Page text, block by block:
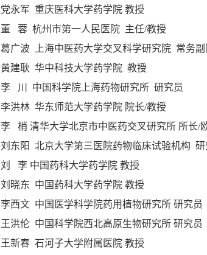
党永军 重庆医科大学药学院 教授
董 蓉 杭州市第一人民医院 主任/教授
葛广波 上海中医药大学交叉科学研究院 常务副
黄建耿 华中科技大学药学院 教授
李 川 中国科学院上海药物研究所 研究员
李洪林 华东师范大学药学院 院长/教授
李 梢 清华大学北京市中医药交叉研究所 所长/
刘东阳 北京大学第三医院药物临床试验机构 研
刘 李 中国药科大学药学院 教授
刘晓东 中国药科大学药学院 教授
李西文 中国医学科学院药用植物研究所 研究员
王洪伦 中国科学院西北高原生物研究所 研究员
王新春 石河子大学附属医院 教授